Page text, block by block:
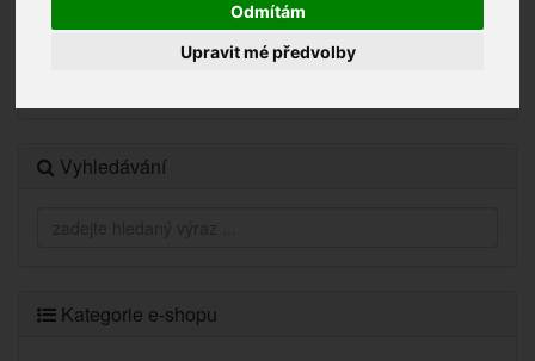
Odmítám
Upravit mé předvolby
Novinky
Vyhledávání
Kategorie e-shopu